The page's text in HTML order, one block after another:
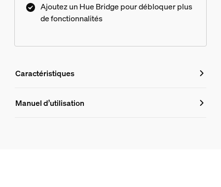
Ajoutez un Hue Bridge pour débloquer plus
de fonctionnalités
Caractéristiques
Caractéristiques
Manuel d’utilisation